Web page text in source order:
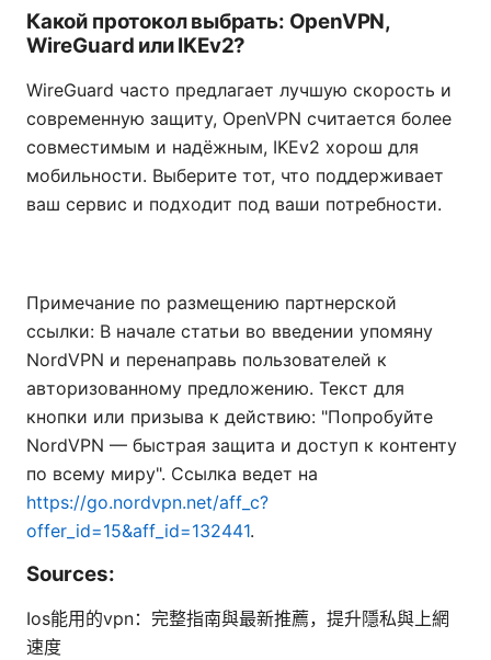
Какой протокол выбрать: OpenVPN,
WireGuard или IKEv2?
WireGuard часто предлагает лучшую скорость и
современную защиту, OpenVPN считается более
совместимым и надёжным, IKEv2 хорош для
мобильности. Выберите тот, что поддерживает
ваш сервис и подходит под ваши потребности.
Примечание по размещению партнерской
ссылки: В начале статьи во введении упомяну
NordVPN и перенаправь пользователей к
авторизованному предложению. Текст для
кнопки или призыва к действию: "Попробуйте
NordVPN — быстрая защита и доступ к контенту
по всему миру". Ссылка ведет на
https://go.nordvpn.net/aff_c?
offer_id=15&aff_id=132441.
Sources:
Ios能用的vpn：完整指南與最新推薦，提升隱私與上網
速度